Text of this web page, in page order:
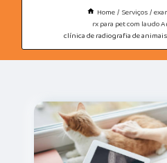
Home Serviços
rx para pet com laudo
clínica de radiografia de animais